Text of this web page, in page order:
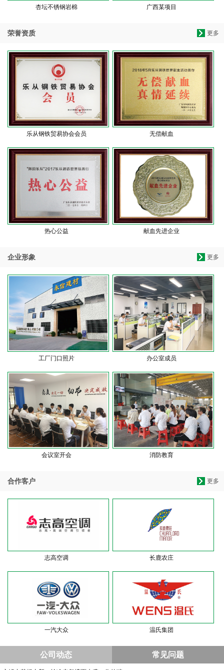
杏坛不锈钢岩棉 广西某项目
更多
荣誉资质
乐从钢铁贸易协会会员 无偿献血
热心公益 献血先进企业
更多
企业形象
工厂门口照片 办公室成员
会议室开会 消防教育
更多
合作客户
志高空调 长鹿农庄
一汽大众 温氏集团
公司动态 常见问题